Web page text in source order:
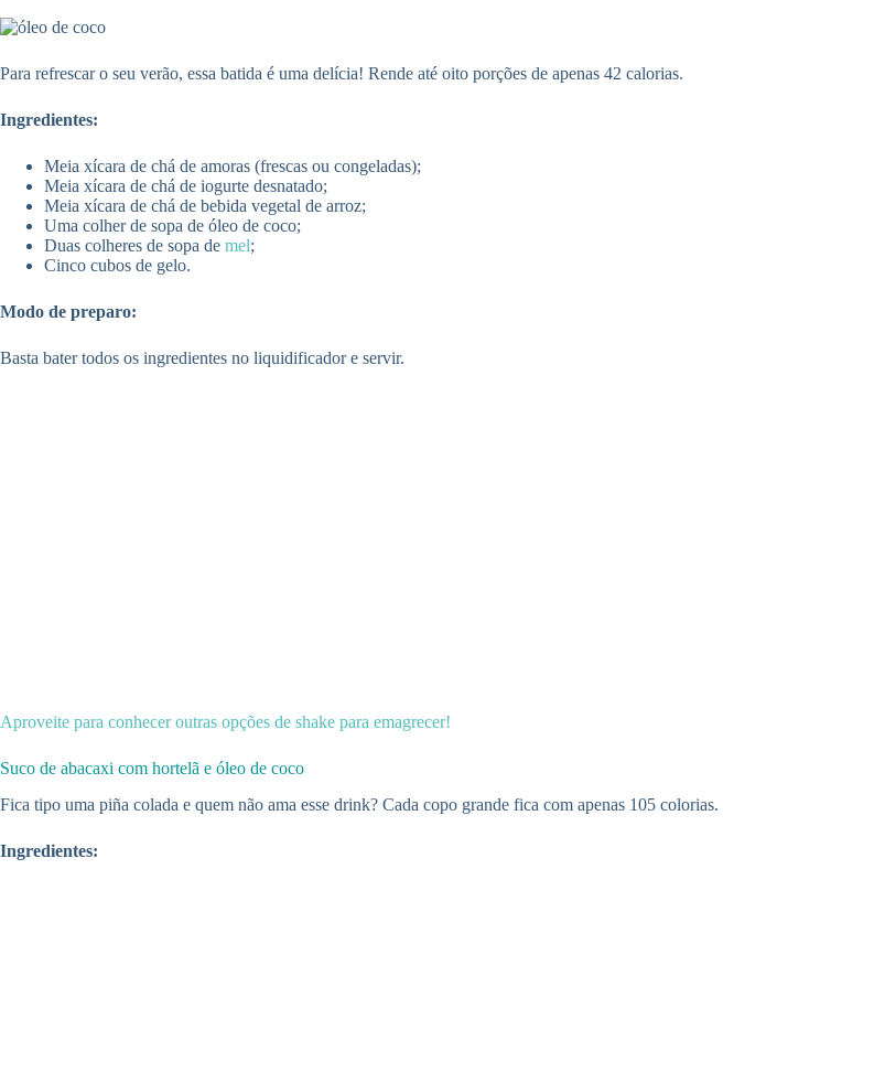
Para refrescar o seu verão, essa batida é uma delícia! Rende até oito porções de apenas 42 calorias.
Ingredientes:
Meia xícara de chá de amoras (frescas ou congeladas);
Meia xícara de chá de iogurte desnatado;
Meia xícara de chá de bebida vegetal de arroz;
Uma colher de sopa de óleo de coco;
Duas colheres de sopa de mel;
Cinco cubos de gelo.
Modo de preparo:
Basta bater todos os ingredientes no liquidificador e servir.
Aproveite para conhecer outras opções de shake para emagrecer!
Suco de abacaxi com hortelã e óleo de coco
Fica tipo uma piña colada e quem não ama esse drink? Cada copo grande fica com apenas 105 colorias.
Ingredientes: